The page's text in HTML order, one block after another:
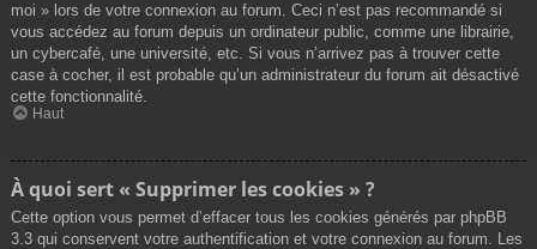
moi » lors de votre connexion au forum. Ceci n’est pas recommandé si
vous accédez au forum depuis un ordinateur public, comme une librairie,
un cybercafé, une université, etc. Si vous n’arrivez pas à trouver cette
case à cocher, il est probable qu’un administrateur du forum ait désactivé
cette fonctionnalité.
Haut
À quoi sert « Supprimer les cookies » ?
Cette option vous permet d’effacer tous les cookies générés par phpBB
3.3 qui conservent votre authentification et votre connexion au forum. Les